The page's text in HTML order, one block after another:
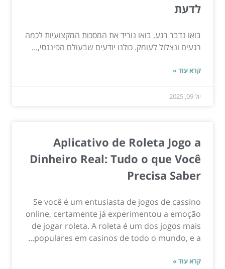
לדעת
בואו נדבר רגע. בואו נוריד את המסכות המקצועיות לכמה
רגעים ונצלול לעומק. כולנו יודעים שבעולם הפיננסי,...
קרא עוד »
יול 09, 2025
Aplicativo de Roleta Jogo a
Dinheiro Real: Tudo o que Você
Precisa Saber
Se você é um entusiasta de jogos de cassino
online, certamente já experimentou a emoção
de jogar roleta. A roleta é um dos jogos mais
populares em casinos de todo o mundo, e a...
קרא עוד »